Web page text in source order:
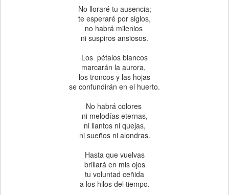
No lloraré tu ausencia;
te esperaré por siglos,
no habrá milenios
ni suspiros ansiosos.
Los pétalos blancos
marcarán la aurora,
los troncos y las hojas
se confundirán en el huerto.
No habrá colores
ni melodías eternas,
ni llantos ni quejas,
ni sueños ni alondras.
Hasta que vuelvas
brillará en mis ojos
tu voluntad ceñida
a los hilos del tiempo.